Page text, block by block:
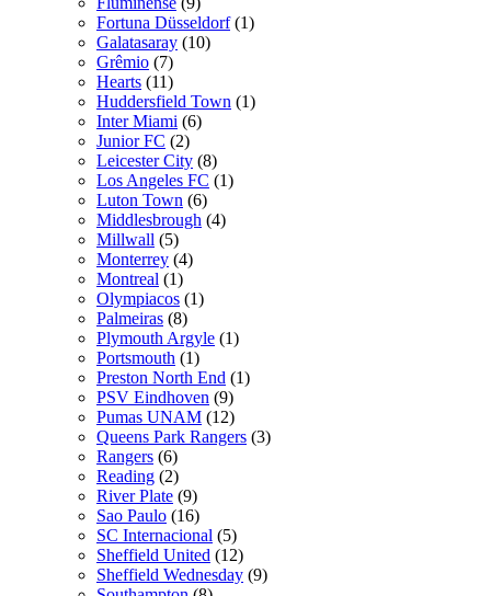
Fortuna Düsseldorf (1)
Galatasaray (10)
Grêmio (7)
Hearts (11)
Huddersfield Town (1)
Inter Miami (6)
Junior FC (2)
Leicester City (8)
Los Angeles FC (1)
Luton Town (6)
Middlesbrough (4)
Millwall (5)
Monterrey (4)
Montreal (1)
Olympiacos (1)
Palmeiras (8)
Plymouth Argyle (1)
Portsmouth (1)
Preston North End (1)
PSV Eindhoven (9)
Pumas UNAM (12)
Queens Park Rangers (3)
Rangers (6)
Reading (2)
River Plate (9)
Sao Paulo (16)
SC Internacional (5)
Sheffield United (12)
Sheffield Wednesday (9)